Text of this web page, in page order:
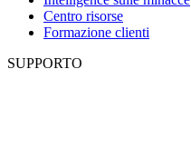
Centro risorse
Formazione clienti
SUPPORTO